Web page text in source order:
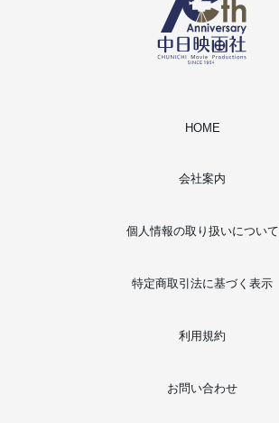
HOME
会社案内
個人情報の取り扱いについて
特定商取引法に基づく表示
利用規約
お問い合わせ